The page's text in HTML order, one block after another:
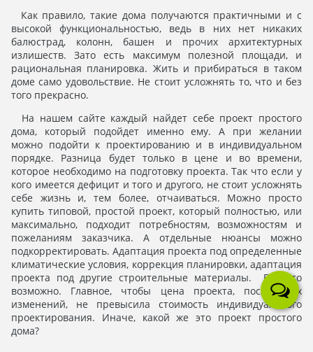
Как правило, такие дома получаются практичными и с
высокой функциональностью, ведь в них нет никаких
балюстрад, колонн, башен и прочих архитектурных
излишеств. Зато есть максимум полезной площади, и
рациональная планировка. Жить и прибираться в таком
доме само удовольствие. Не стоит усложнять то, что и без
того прекрасно.
На нашем сайте каждый найдет себе проект простого
дома, который подойдет именно ему. А при желании
можно подойти к проектированию и в индивидуальном
порядке. Разница будет только в цене и во времени,
которое необходимо на подготовку проекта. Так что если у
кого имеется дефицит и того и другого, не стоит усложнять
себе жизнь и, тем более, отчаиваться. Можно просто
купить типовой, простой проект, который полностью, или
максимально, подходит потребностям, возможностям и
пожеланиям заказчика. А отдельные нюансы можно
подкорректировать. Адаптация проекта под определенные
климатические условия, коррекция планировки, адаптация
проекта под другие строительные материалы. Все это
возможно. Главное, чтобы цена проекта, после всех
изменений, не превысила стоимость индивидуального
проектирования. Иначе, какой же это проект простого
дома?